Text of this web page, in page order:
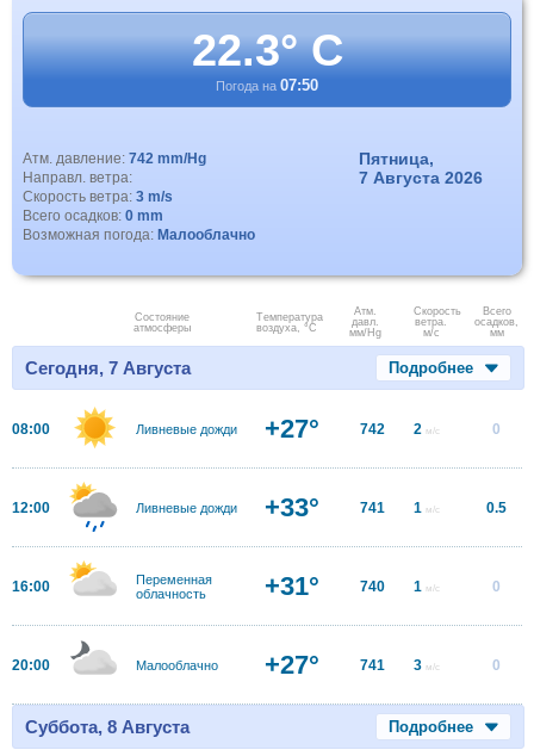
22.3° C
Погода на 07:50
Атм. давление: 742 mm/Hg
Направл. ветра:
Скорость ветра: 3 m/s
Всего осадков: 0 mm
Возможная погода: Малооблачно
Пятница,
7 Августа 2026
Состояние
атмосферы
Температура
воздуха, °C
Атм.
давл.
мм/Hg
Скорость
ветра.
м/с
Всего
осадков,
мм
Сегодня, 7 Августа Подробнее
08:00 Ливневые дожди +27° 742 2 м/с 0
12:00 Ливневые дожди +33° 741 1 м/с 0.5
16:00
Переменная
облачность
+31° 740 1 м/с 0
20:00 Малооблачно +27° 741 3 м/с 0
Суббота, 8 Августа Подробнее